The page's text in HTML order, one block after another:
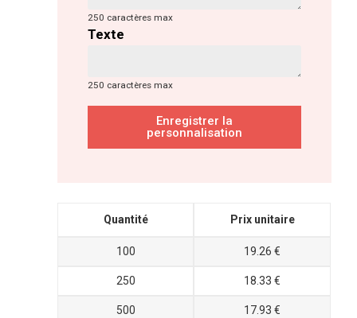
250 caractères max
Texte
250 caractères max
Enregistrer la
personnalisation
Quantité Prix unitaire
100 19.26 €
250 18.33 €
500 17.93 €